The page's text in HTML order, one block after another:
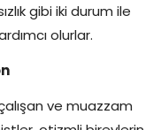
gibi iki durum ile
olurlar.
ve muazzam